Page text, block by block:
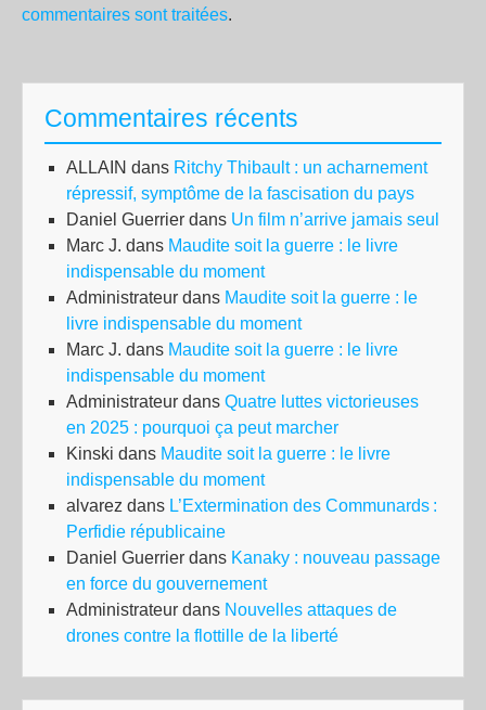
commentaires sont traitées.
Commentaires récents
ALLAIN dans Ritchy Thibault : un acharnement
répressif, symptôme de la fascisation du pays
Daniel Guerrier dans Un film n’arrive jamais seul
Marc J. dans Maudite soit la guerre : le livre
indispensable du moment
Administrateur dans Maudite soit la guerre : le
livre indispensable du moment
Marc J. dans Maudite soit la guerre : le livre
indispensable du moment
Administrateur dans Quatre luttes victorieuses
en 2025 : pourquoi ça peut marcher
Kinski dans Maudite soit la guerre : le livre
indispensable du moment
alvarez dans L’Extermination des Communards :
Perfidie républicaine
Daniel Guerrier dans Kanaky : nouveau passage
en force du gouvernement
Administrateur dans Nouvelles attaques de
drones contre la flottille de la liberté